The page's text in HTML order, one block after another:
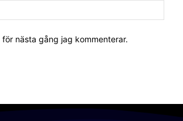
nästa gång jag kommenterar.